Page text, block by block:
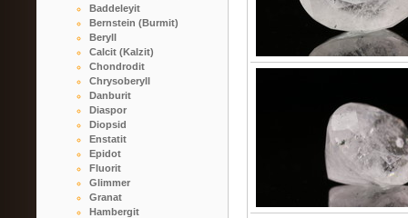
Baddeleyit
Bernstein (Burmit)
Beryll
Calcit (Kalzit)
Chondrodit
Chrysoberyll
Danburit
Diaspor
Diopsid
Enstatit
Epidot
Fluorit
Glimmer
Granat
Hambergit